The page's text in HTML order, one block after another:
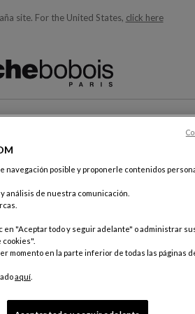
site. For the United States, click here
está buscando)
Por
Servicio
navegación posible y proponerle contenidos
análisis de nuestra comunicación.
en "Aceptar todo y seguir adelante" o administrar
momento en la parte inferior de todas las páginas
aquí